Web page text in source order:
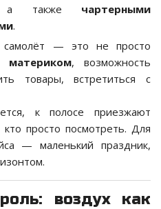
также чартерными
.
самолёт — это не просто
материком, возможность
товары, встретиться с
к полосе приезжают
просто посмотреть. Для
— маленький праздник,
воздух как